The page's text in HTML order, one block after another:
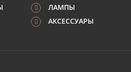
ЛАМПЫ
АКСЕССУАРЫ